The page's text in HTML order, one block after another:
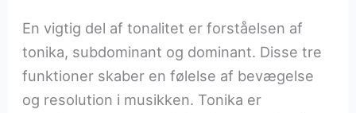
En vigtig del af tonalitet er forståelsen af
tonika, subdominant og dominant. Disse tre
funktioner skaber en følelse af bevægelse
og resolution i musikken. Tonika er